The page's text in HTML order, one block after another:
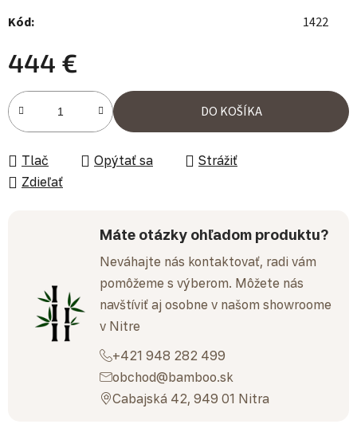
Kód: 1422
444 €
Jednotková cena:
DO KOŠÍKA
Tlač Opýtať sa
Strážiť
Zdieľať
Máte otázky ohľadom produktu?
Neváhajte nás kontaktovať, radi vám
pomôžeme s výberom. Môžete nás
navštíviť aj osobne v našom showroome
v Nitre
+421 948 282 499
obchod@bamboo.sk
Cabajská 42, 949 01 Nitra